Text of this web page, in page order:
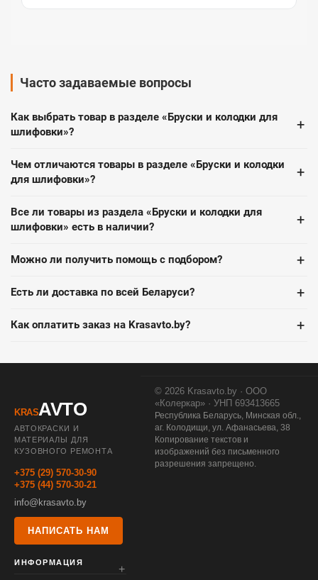
Часто задаваемые вопросы
Как выбрать товар в разделе «Бруски и колодки для
шлифовки»?
+
Чем отличаются товары в разделе «Бруски и колодки
для шлифовки»?
+
Все ли товары из раздела «Бруски и колодки для
шлифовки» есть в наличии?
+
Можно ли получить помощь с подбором? +
Есть ли доставка по всей Беларуси? +
Как оплатить заказ на Krasavto.by? +
KRASAVTO
АВТОКРАСКИ И
МАТЕРИАЛЫ ДЛЯ
КУЗОВНОГО РЕМОНТА
+375 (29) 570-30-90
+375 (44) 570-30-21
info@krasavto.by
НАПИСАТЬ НАМ
ИНФОРМАЦИЯ
© 2026 Krasavto.by · ООО
«Колеркар» · УНП 693413665
Республика Беларусь, Минская обл.,
аг. Колодищи, ул. Афанасьева, 38
Копирование текстов и
изображений без письменного
разрешения запрещено.